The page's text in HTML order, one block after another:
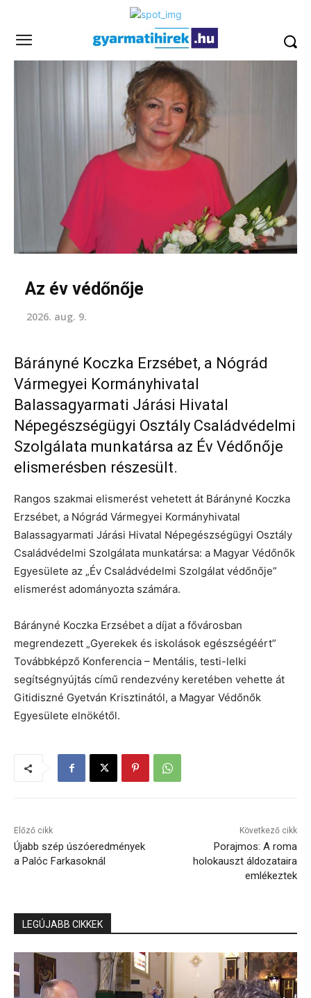
Az év védőnője
2026. aug. 9.
Bárányné Koczka Erzsébet, a Nógrád
Vármegyei Kormányhivatal
Balassagyarmati Járási Hivatal
Népegészségügyi Osztály Családvédelmi
Szolgálata munkatársa az Év Védőnője
elismerésben részesült.
Rangos szakmai elismerést vehetett át Bárányné Koczka
Erzsébet, a Nógrád Vármegyei Kormányhivatal
Balassagyarmati Járási Hivatal Népegészségügyi Osztály
Családvédelmi Szolgálata munkatársa: a Magyar Védőnők
Egyesülete az „Év Családvédelmi Szolgálat védőnője”
elismerést adományozta számára.
Bárányné Koczka Erzsébet a díjat a fővárosban
megrendezett „Gyerekek és iskolások egészségéért”
Továbbképző Konferencia – Mentális, testi-lelki
segítségnyújtás című rendezvény keretében vehette át
Gitidiszné Gyetván Krisztinától, a Magyar Védőnők
Egyesülete elnökétől.
Előző cikk
Újabb szép úszóeredmények
a Palóc Farkasoknál
Következő cikk
Porajmos: A roma
holokauszt áldozataira
emlékeztek
LEGÚJABB CIKKEK